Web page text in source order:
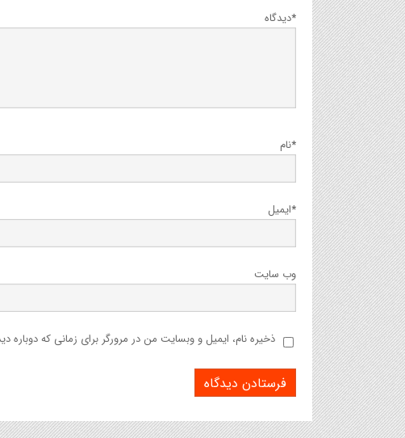
دیدگاه*
نام*
ایمیل*
وب‌ سایت
ذخیره نام، ایمیل و وبسایت من در مرورگر برای زمانی که دوباره